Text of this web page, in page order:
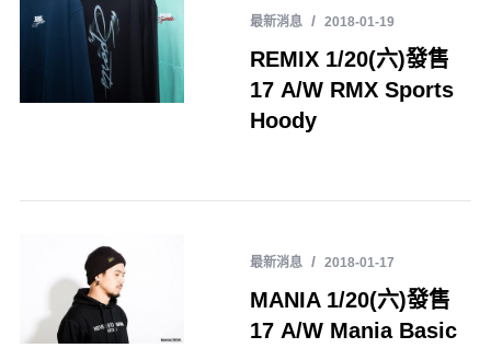
最新消息 2018-01-19
REMIX 1/20(六)發售
17 A/W RMX Sports
Hoody
最新消息 2018-01-17
MANIA 1/20(六)發售
17 A/W Mania Basic